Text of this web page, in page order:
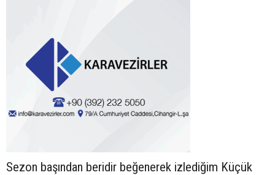
Sezon başından beridir beğenerek izlediğim Küçük